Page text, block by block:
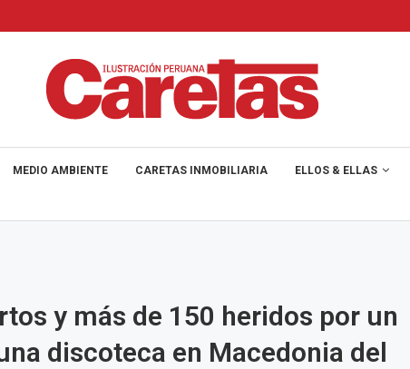
MEDIO AMBIENTE CARETAS INMOBILIARIA ELLOS & ELLAS
y más de 150 heridos por un
discoteca en Macedonia del